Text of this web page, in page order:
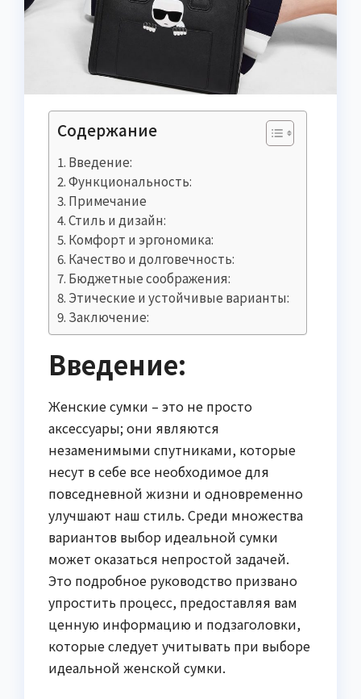
Содержание
Введение:
Функциональность:
Примечание
Стиль и дизайн:
Комфорт и эргономика:
Качество и долговечность:
Бюджетные соображения:
Этические и устойчивые варианты:
Заключение:
Введение:
Женские сумки – это не просто
аксессуары; они являются
незаменимыми спутниками, которые
несут в себе все необходимое для
повседневной жизни и одновременно
улучшают наш стиль. Среди множества
вариантов выбор идеальной сумки
может оказаться непростой задачей.
Это подробное руководство призвано
упростить процесс, предоставляя вам
ценную информацию и подзаголовки,
которые следует учитывать при выборе
идеальной женской сумки.